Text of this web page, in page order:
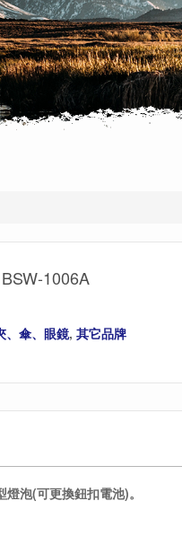
1006A
、傘、眼鏡, 其它品牌
泡(可更換鈕扣電池)。